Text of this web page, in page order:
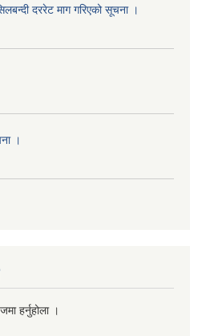
दररेट माग गरिएको सूचना ।
।
हर्नुहोला ।